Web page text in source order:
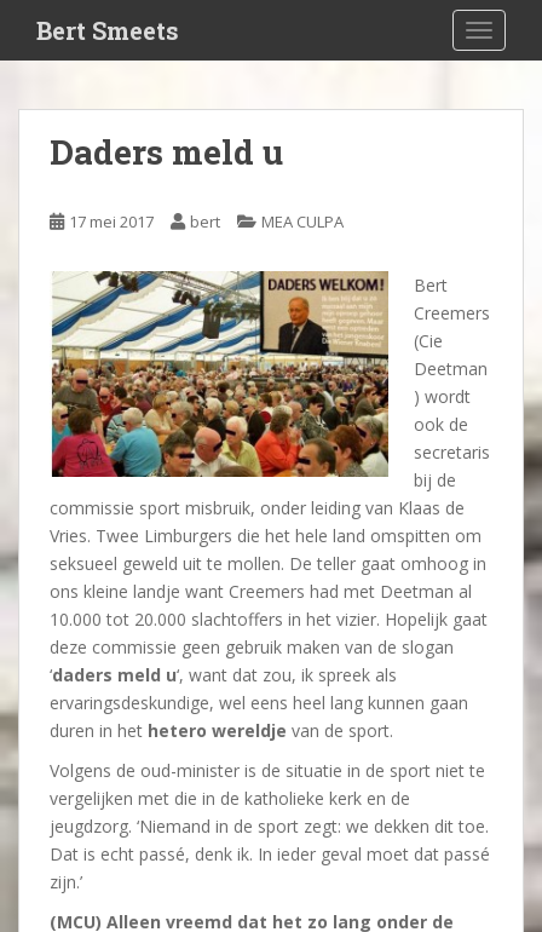
i
Bert Smeets
Daders meld u
17 mei 2017 bert MEA CULPA
Bert
Creemers
(Cie
Deetman
) wordt
ook de
secretaris
bij de
commissie sport misbruik, onder leiding van Klaas de
Vries. Twee Limburgers die het hele land omspitten om
seksueel geweld uit te mollen. De teller gaat omhoog in
ons kleine landje want Creemers had met Deetman al
10.000 tot 20.000 slachtoffers in het vizier. Hopelijk gaat
deze commissie geen gebruik maken van de slogan
‘daders meld u‘, want dat zou, ik spreek als
ervaringsdeskundige, wel eens heel lang kunnen gaan
duren in het hetero wereldje van de sport.
Volgens de oud-minister is de situatie in de sport niet te
vergelijken met die in de katholieke kerk en de
jeugdzorg. ‘Niemand in de sport zegt: we dekken dit toe.
Dat is echt passé, denk ik. In ieder geval moet dat passé
zijn.’
(MCU) Alleen vreemd dat het zo lang onder de